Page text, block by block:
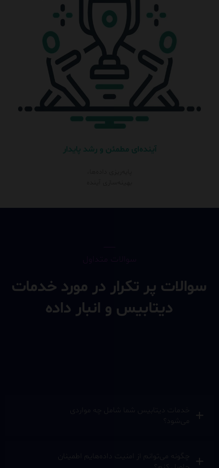
آینده‌ای مطمئن و رشد پایدار
سوالات پر تکرار در مورد خدمات
دیتابیس و انبار داده
خدمات دیتابیس شما شامل چه مواردی
می‌شود؟
چگونه می‌توانم از امنیت داده‌هایم اطمینان